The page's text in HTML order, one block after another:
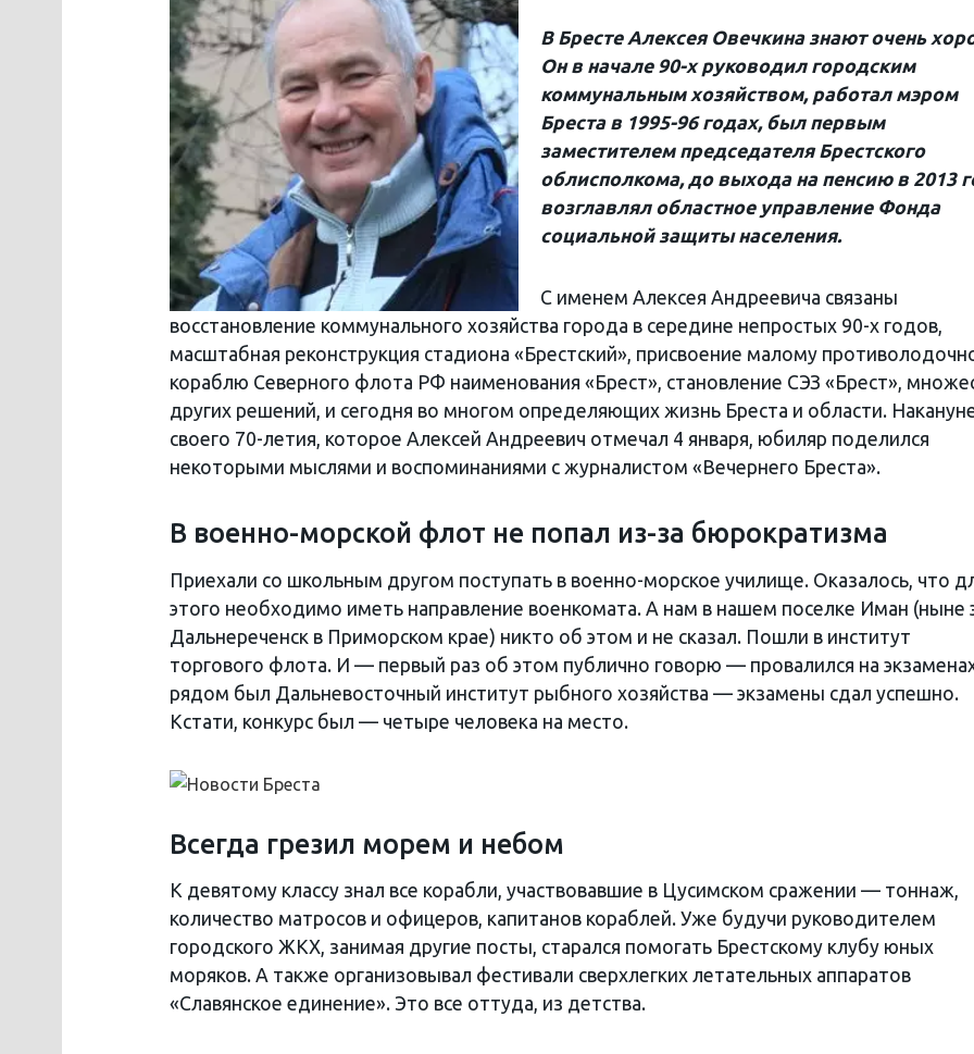
В Бресте Алексея Овечкина знают очень
Он в начале 90-х руководил городским
коммунальным хозяйством, работал мэром
Бреста в 1995-96 годах, был первым
заместителем председателя Брестского
облисполкома, до выхода на пенсию в 2013
возглавлял областное управление Фонда
социальной защиты населения.
С именем Алексея Андреевича связаны
восстановление коммунального хозяйства города в середине непростых 90-х годов,
масштабная реконструкция стадиона «Брестский», присвоение малому
кораблю Северного флота РФ наименования «Брест», становление СЭЗ «Брест»,
других решений, и сегодня во многом определяющих жизнь Бреста и области.
своего 70-летия, которое Алексей Андреевич отмечал 4 января, юбиляр поделился
некоторыми мыслями и воспоминаниями с журналистом «Вечернего Бреста».
В военно-морской флот не попал из-за бюрократизма
Приехали со школьным другом поступать в военно-морское училище. Оказалось, что
этого необходимо иметь направление военкомата. А нам в нашем поселке Иман (ныне
Дальнереченск в Приморском крае) никто об этом и не сказал. Пошли в институт
торгового флота. И — первый раз об этом публично говорю — провалился на
рядом был Дальневосточный институт рыбного хозяйства — экзамены сдал успешно.
Кстати, конкурс был — четыре человека на место.
Всегда грезил морем и небом
К девятому классу знал все корабли, участвовавшие в Цусимском сражении — тоннаж,
количество матросов и офицеров, капитанов кораблей. Уже будучи руководителем
городского ЖКХ, занимая другие посты, старался помогать Брестскому клубу юных
моряков. А также организовывал фестивали сверхлегких летательных аппаратов
«Славянское единение». Это все оттуда, из детства.